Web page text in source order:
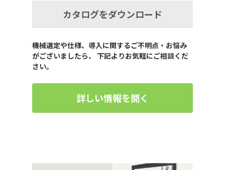
カタログをダウンロード
機械選定や仕様、導入に関するご不明点・お悩み
がございましたら、 下記よりお気軽にご相談くだ
さい。
詳しい情報を聞く